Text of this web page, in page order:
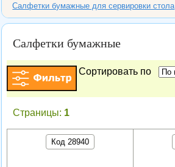
Салфетки бумажные для сервировки стола
Салфетки бумажные
Сортировать по
Страницы: 1
Код 28940